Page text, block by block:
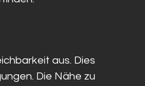
aus. Dies
Die Nähe zu